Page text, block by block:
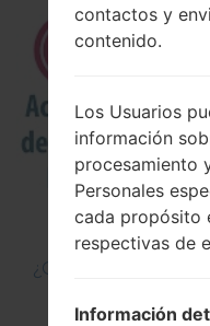
¿Cómo Activar las
contactos y
contenido.
Los Usuarios
información
procesamiento
Personales
cada propósito
respectivas de
Información